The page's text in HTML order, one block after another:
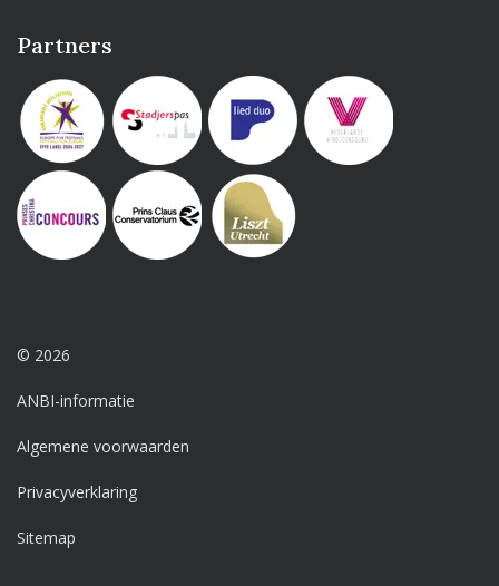
Partners
© 2026
ANBI-informatie
Algemene voorwaarden
Privacyverklaring
Sitemap